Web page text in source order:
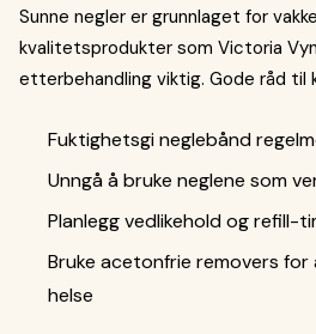
Sunne negler er grunnlaget for
kvalitetsprodukter som Victoria
etterbehandling viktig. Gode råd til
Fuktighetsgi neglebånd
Unngå å bruke neglene som
Planlegg vedlikehold og refill-
Bruke acetonfrie removers for
helse